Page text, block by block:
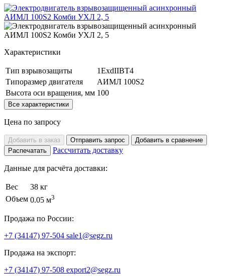
Характеристики
Тип взрывозащиты
1ExdIIBT4
Типоразмер двигателя
АИМЛ 100S2
Высота оси вращения, мм 100
Все характеристики
Цена по запросу
Добавить в заказ Отправить запрос
Добавить в сравнение
Распечатать
Рассчитать доставку
Данные для расчёта доставки:
Вес
38 кг
Объем 0.05 м3
Продажа по России:
+7 (34147) 97-504 sale1@segz.ru
Продажа на экспорт:
+7 (34147) 97-508 export2@segz.ru